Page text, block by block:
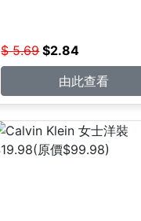
$ 5.69 $2.84
由此查看